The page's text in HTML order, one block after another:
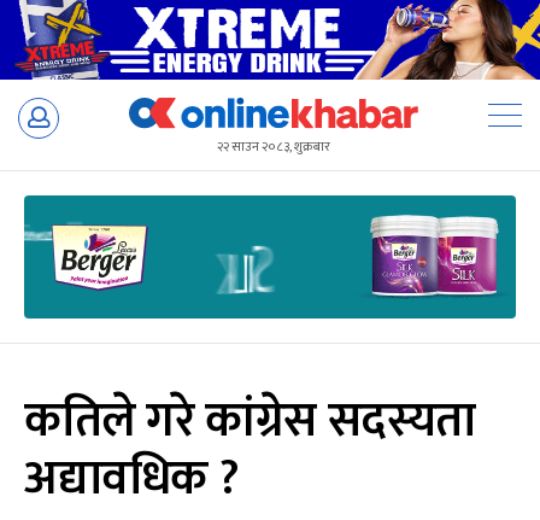
Skip
२२ साउन २०८३, शुक्रबार
कतिले गरे कांग्रेस सदस्यता
अद्यावधिक ?